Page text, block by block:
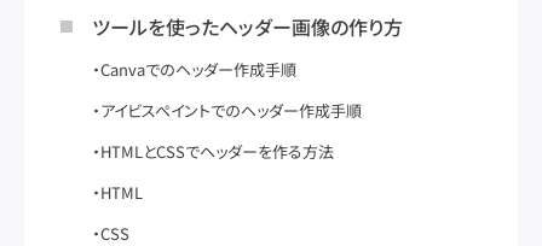
ツールを使ったヘッダー画像の作り方
Canvaでのヘッダー作成手順
アイビスペイントでのヘッダー作成手順
HTMLとCSSでヘッダーを作る方法
HTML
CSS